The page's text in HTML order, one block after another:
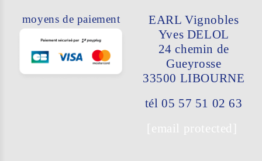
moyens de paiement
EARL Vignobles
Yves DELOL
24 chemin de
Gueyrosse
33500 LIBOURNE
tél 05 57 51 02 63
[email protected]